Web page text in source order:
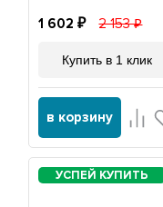
30082
1 602 2 153
Купить в 1 клик
в корзину